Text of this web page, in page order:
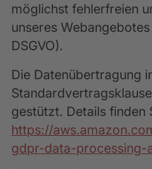
möglichst fehlerfreien
unseres
DSGVO).
Die Datenübertragung
gestützt. Details finden
https://
gdpr-data-processing-